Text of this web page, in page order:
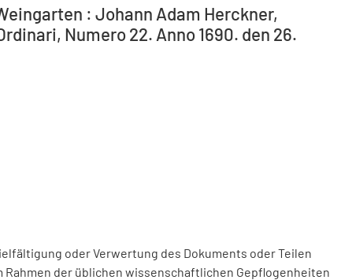
: Johann Adam Herckner,
Numero 22. Anno 1690. den 26.
oder Verwertung des Dokuments oder Teilen
Rahmen der üblichen wissenschaftlichen Gepflogenheiten